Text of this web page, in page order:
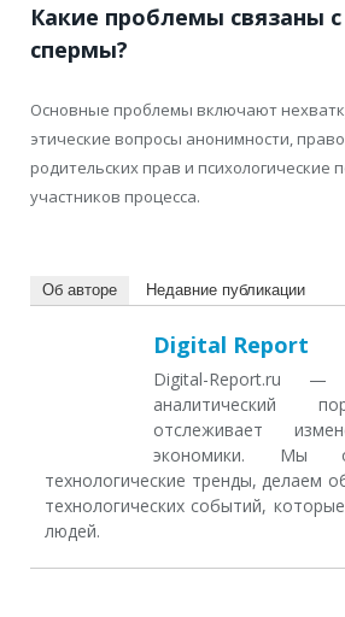
Какие проблемы связаны
спермы?
Основные проблемы включают
этические вопросы анонимности,
родительских прав и психологические
участников процесса.
Об авторе Недавние публикации
Digital Report
Digital-Report.ru —
аналитический
отслеживает
экономики. Мы
технологические тренды, делаем
технологических событий,
людей.